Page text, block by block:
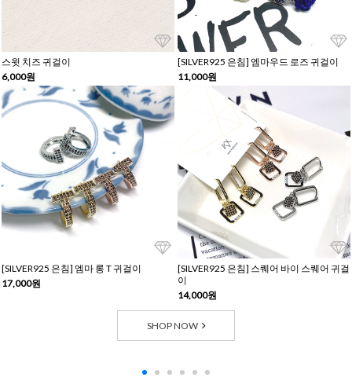
스윗 치즈 귀걸이
6,000원
[SILVER925 은침] 엠마우드 로즈 귀걸이
11,000원
[SILVER925 은침] 엠마 롱 T 귀걸이
17,000원
[SILVER925 은침] 스퀘어 바이 스퀘어 귀걸
이
14,000원
SHOP NOW